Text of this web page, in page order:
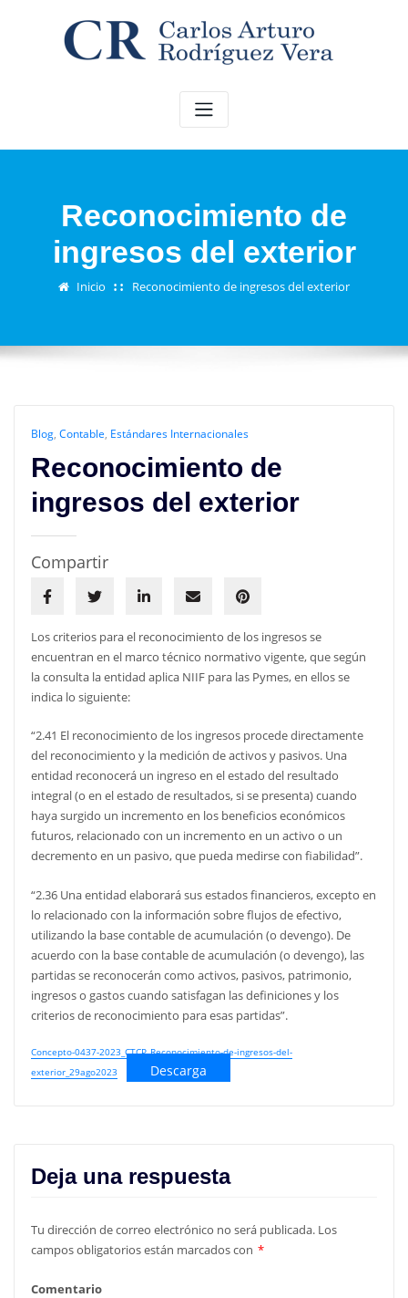
Reconocimiento de
ingresos del exterior
Inicio Reconocimiento de ingresos del exterior
Blog, Contable, Estándares Internacionales
Reconocimiento de
ingresos del exterior
Compartir
Los criterios para el reconocimiento de los ingresos se
encuentran en el marco técnico normativo vigente, que según
la consulta la entidad aplica NIIF para las Pymes, en ellos se
indica lo siguiente:
“2.41 El reconocimiento de los ingresos procede directamente
del reconocimiento y la medición de activos y pasivos. Una
entidad reconocerá un ingreso en el estado del resultado
integral (o en el estado de resultados, si se presenta) cuando
haya surgido un incremento en los beneficios económicos
futuros, relacionado con un incremento en un activo o un
decremento en un pasivo, que pueda medirse con fiabilidad”.
“2.36 Una entidad elaborará sus estados financieros, excepto en
lo relacionado con la información sobre flujos de efectivo,
utilizando la base contable de acumulación (o devengo). De
acuerdo con la base contable de acumulación (o devengo), las
partidas se reconocerán como activos, pasivos, patrimonio,
ingresos o gastos cuando satisfagan las definiciones y los
criterios de reconocimiento para esas partidas”.
Concepto-0437-2023_CTCP_Reconocimiento-de-ingresos-del-
exterior_29ago2023
Descarga
Deja una respuesta
Tu dirección de correo electrónico no será publicada. Los
campos obligatorios están marcados con *
Comentario